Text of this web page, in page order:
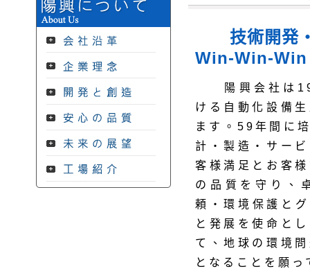
技術開発・
Win-Win-
陽興会社は
ける自動化設備
ます。59年間に
計・製造・サー
客様満足とお客
の品質を守り、
頼・環境保護と
と発展を使命と
て、地球の環境
となることを願